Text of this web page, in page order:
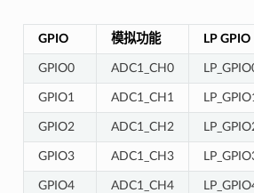
GPIO 模拟功能 LP GPIO
GPIO0 ADC1_CH0
GPIO1 ADC1_CH1 LP_GPIO1
GPIO2 ADC1_CH2
GPIO3 ADC1_CH3
GPIO4 ADC1_CH4